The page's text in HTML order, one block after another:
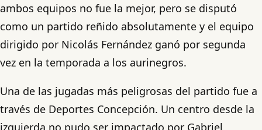
ambos equipos no fue la mejor, pero se disputó
como un partido reñido absolutamente y el equipo
dirigido por Nicolás Fernández ganó por segunda
vez en la temporada a los aurinegros.
Una de las jugadas más peligrosas del partido fue a
través de Deportes Concepción. Un centro desde la
izquierda no pudo ser impactado por Gabriel